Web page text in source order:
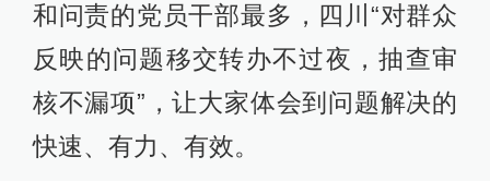
和问责的党员干部最多，四川“对群众
反映的问题移交转办不过夜，抽查审
核不漏项”，让大家体会到问题解决的
快速、有力、有效。